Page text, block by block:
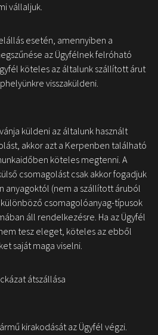
vállaljuk.
esetén, amennyiben a
az Ügyfélnek felróható
köteles az általunk szállított árut
visszaküldeni.
küldeni az általunk használt
akkor azt a Kerpenben található
köteles megtenni. A
csomagolást csak akkor fogadjuk
anyagoktól (nem a szállított áruból
csomagolóanyag-típusok
áll rendelkezésre. Ha az Ügyfél
tesz eleget, köteles az ebből
saját maga viselni.
átszállása
kirakodását az Ügyfél végzi.